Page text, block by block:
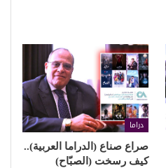
دراما
صراع صناع (الدراما العربية)..
كيف رسخت (الصبّاح)